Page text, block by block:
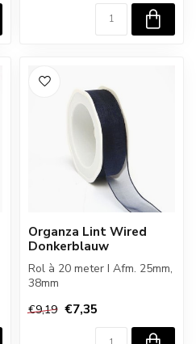
Organza Lint Wired
Donkerblauw
Rol à 20 meter I Afm. 25mm,
38mm
€9,19 €7,35